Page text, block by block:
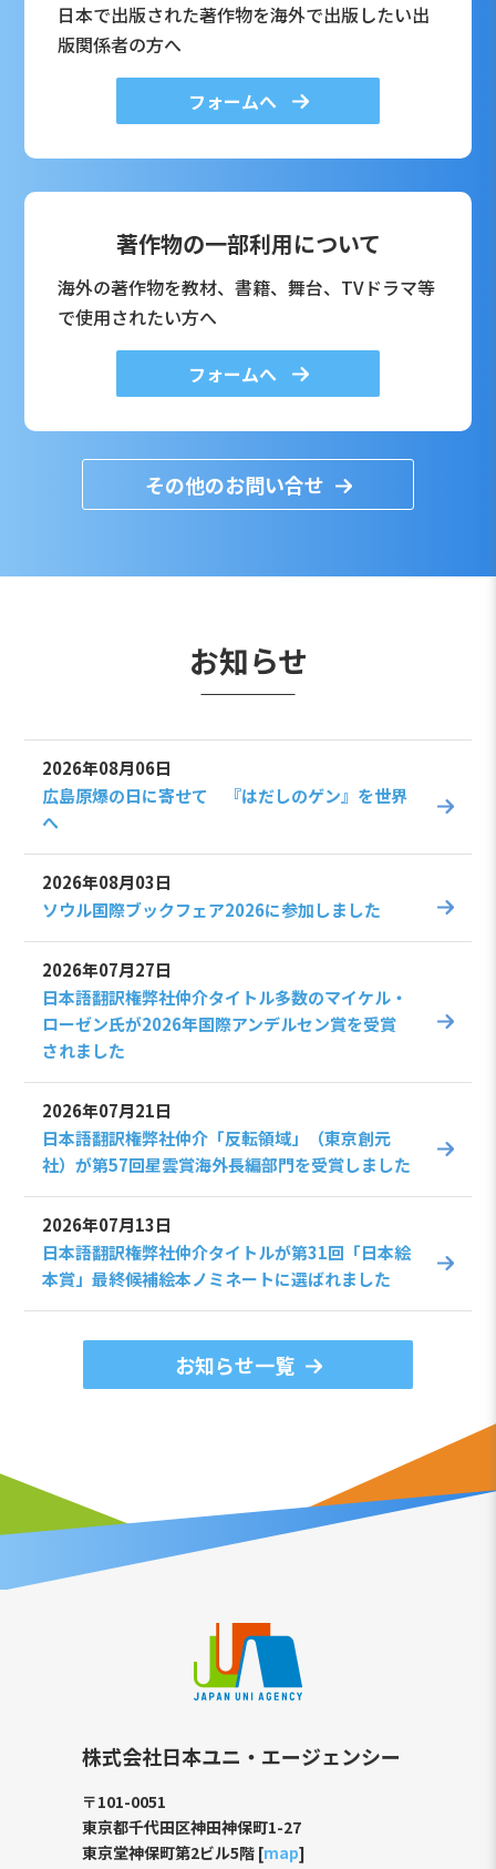
日本で出版された著作物を海外で出版したい出
版関係者の方へ
フォームへ
著作物の一部利用について
海外の著作物を教材、書籍、舞台、TVドラマ等
で使用されたい方へ
フォームへ
その他のお問い合せ
お知らせ
2026年08月06日
広島原爆の日に寄せて 『はだしのゲン』を世界
へ
2026年08月03日
ソウル国際ブックフェア2026に参加しました
2026年07月27日
日本語翻訳権弊社仲介タイトル多数のマイケル・
ローゼン氏が2026年国際アンデルセン賞を受賞
されました
2026年07月21日
日本語翻訳権弊社仲介「反転領域」（東京創元
社）が第57回星雲賞海外長編部門を受賞しました
2026年07月13日
日本語翻訳権弊社仲介タイトルが第31回「日本絵
本賞」最終候補絵本ノミネートに選ばれました
お知らせ一覧
株式会社日本ユニ・エージェンシー
〒101-0051
東京都千代田区神田神保町1-27
東京堂神保町第2ビル5階 [map]